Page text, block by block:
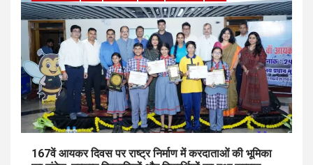
167वें आयकर दिवस पर राष्ट्र निर्माण में करदाताओं की भूमिका